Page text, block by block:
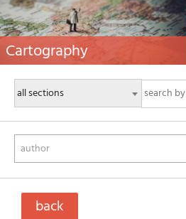
Cartography
Hiking maps, maps and atlases, cartography
around the world. Maps of the trails, cartography
for cyclotourism and mountain biking
author
back